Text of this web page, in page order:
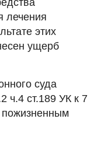
лечения
этих
ущерб
суда
ч.4 ст.189 УК к 7
пожизненным